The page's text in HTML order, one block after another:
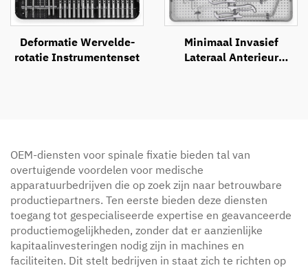
Deformatie Wervelde-
rotatie Instrumentenset
Minimaal Invasief
Lateraal Anterieur
OEM-diensten voor spinale fixatie bieden tal van
overtuigende voordelen voor medische
apparatuurbedrijven die op zoek zijn naar betrouwbare
productiepartners. Ten eerste bieden deze diensten
toegang tot gespecialiseerde expertise en geavanceerde
productiemogelijkheden, zonder dat er aanzienlijke
kapitaalinvesteringen nodig zijn in machines en
faciliteiten. Dit stelt bedrijven in staat zich te richten op